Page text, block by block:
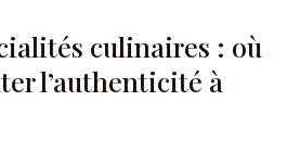
culinaires : où
l’authenticité à